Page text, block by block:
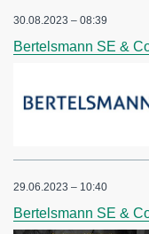
30.08.2023 – 08:39
Bertelsmann SE &
29.06.2023 – 10:40
Bertelsmann SE &